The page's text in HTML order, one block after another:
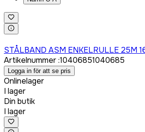
STÅLBAND ASM ENKELRULLE 25M
Artikelnummer:10406851040685
Logga in för att se pris
Onlinelager
I lager
Din butik
I lager